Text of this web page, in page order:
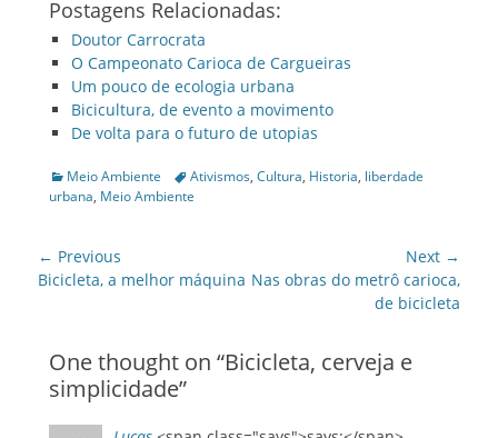
Postagens Relacionadas:
Doutor Carrocrata
O Campeonato Carioca de Cargueiras
Um pouco de ecologia urbana
Bicicultura, de evento a movimento
De volta para o futuro de utopias
Categories
Meio Ambiente TagsAtivismos, Cultura, Historia, liberdade
urbana, Meio Ambiente
Post
navigation
← Previous
Previous
Bicicleta, a melhor máquina
Next →
Next
Nas obras do metrô carioca,
de bicicleta
One thought on “Bicicleta, cerveja e
simplicidade”